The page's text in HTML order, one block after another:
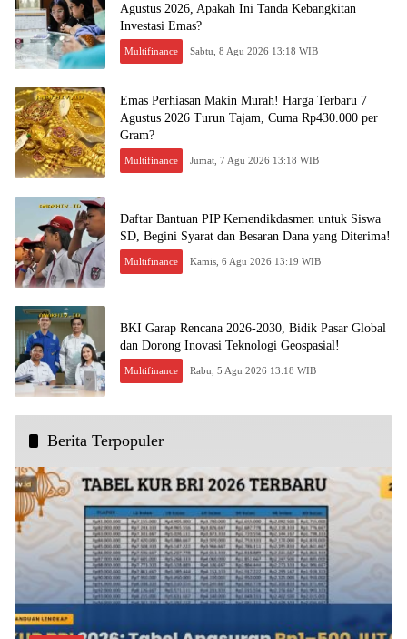
Agustus 2026, Apakah Ini Tanda Kebangkitan
Investasi Emas?
Multifinance Sabtu, 8 Agu 2026 13:18 WIB
Emas Perhiasan Makin Murah! Harga Terbaru 7
Agustus 2026 Turun Tajam, Cuma Rp430.000 per
Gram?
Multifinance Jumat, 7 Agu 2026 13:18 WIB
Daftar Bantuan PIP Kemendikdasmen untuk Siswa
SD, Begini Syarat dan Besaran Dana yang Diterima!
Multifinance Kamis, 6 Agu 2026 13:19 WIB
BKI Garap Rencana 2026-2030, Bidik Pasar Global
dan Dorong Inovasi Teknologi Geospasial!
Multifinance Rabu, 5 Agu 2026 13:18 WIB
Berita Terpopuler